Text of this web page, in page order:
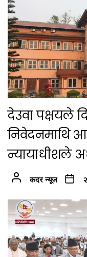
देउवा पक्षयले
निवेदनमाथि
न्यायाधीशले
कदर न्यूज